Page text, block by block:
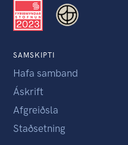
SAMSKIPTI
Hafa samband
Áskrift
Afgreiðsla
Staðsetning